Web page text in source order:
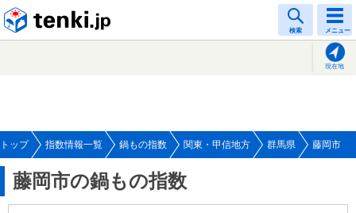
検索 メニュー
現在地
トップ 指数情報一覧 鍋もの指数 関東・甲信地方 群馬県 藤岡市
藤岡市の鍋もの指数